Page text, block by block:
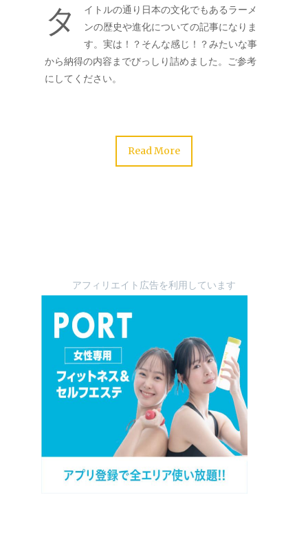
タ
イトルの通り日本の文化でもあるラーメ
ンの歴史や進化についての記事になりま
す。実は！？そんな感じ！？みたいな事
から納得の内容までびっしり詰めました。ご参考
にしてください。
Read More
アフィリエイト広告を利用しています